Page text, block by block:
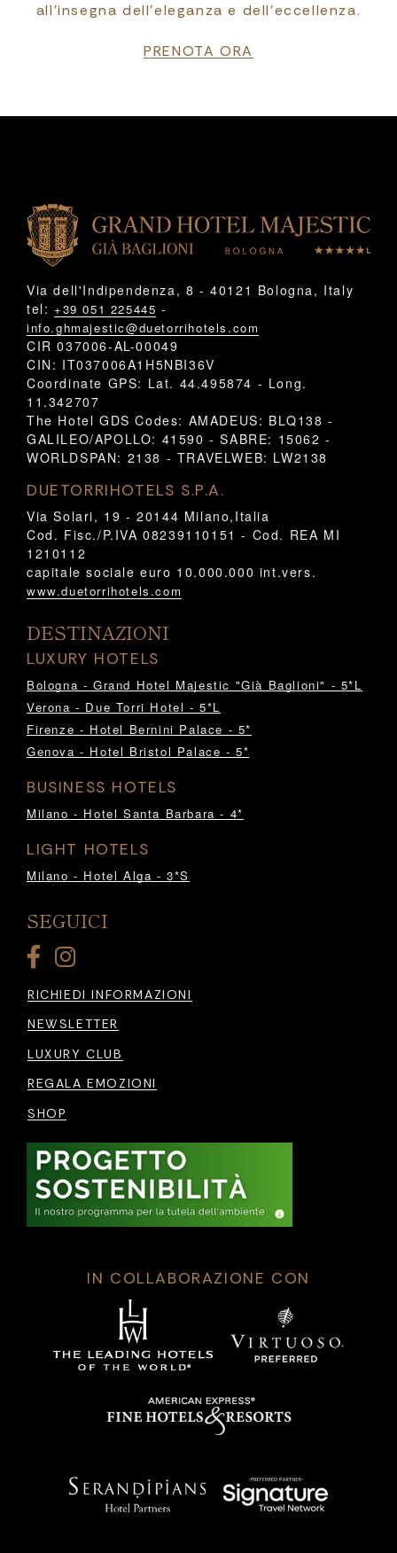
all’insegna dell’eleganza e dell’eccellenza.
PRENOTA ORA
Via dell'Indipendenza, 8 - 40121 Bologna, Italy
tel: +39 051 225445 -
info.ghmajestic@duetorrihotels.com
CIR 037006-AL-00049
CIN: IT037006A1H5NBI36V
Coordinate GPS: Lat. 44.495874 - Long.
11.342707
The Hotel GDS Codes: AMADEUS: BLQ138 -
GALILEO/APOLLO: 41590 - SABRE: 15062 -
WORLDSPAN: 2138 - TRAVELWEB: LW2138
DUETORRIHOTELS S.P.A.
Via Solari, 19 - 20144 Milano,Italia
Cod. Fisc./P.IVA 08239110151 - Cod. REA MI
1210112
capitale sociale euro 10.000.000 int.vers.
www.duetorrihotels.com
DESTINAZIONI
LUXURY HOTELS
Bologna - Grand Hotel Majestic "Già Baglioni" - 5*L
Verona - Due Torri Hotel - 5*L
Firenze - Hotel Bernini Palace - 5*
Genova - Hotel Bristol Palace - 5*
BUSINESS HOTELS
Milano - Hotel Santa Barbara - 4*
LIGHT HOTELS
Milano - Hotel Alga - 3*S
SEGUICI
RICHIEDI INFORMAZIONI
NEWSLETTER
LUXURY CLUB
REGALA EMOZIONI
SHOP
IN COLLABORAZIONE CON